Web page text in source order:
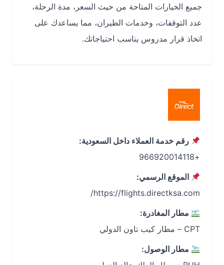
جميع الخيارات المتاحة من حيث السعر، مدة الرحلة،
عدد التوقفات، وخدمات الطيران، مما يساعدك على
اتخاذ قرار مدروس يناسب احتياجاتك.
رقم خدمة العملاء داخل السعودية:
الموقع الرسمي:
https://flights.directksa.com/
مطار المغادرة:
مطار الوصول: